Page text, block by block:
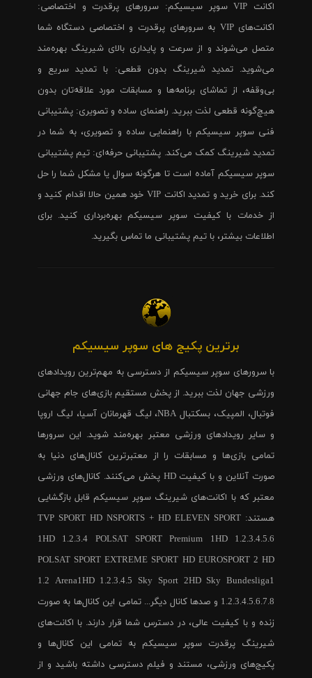
اکانت VIP سوپر سیسیکم: سرورهای پرقدرت و اختصاصی:
اکانت‌های VIP به سرورهای پرقدرت و اختصاصی دستگاه شما
متصل می‌شوند و از سرعت و پایداری بالای شیرینگ بهره‌مند
می‌شوید. تمدید شیرینگ بدون قطعی: با تمدید سریع و
بی‌وقفه، از تماشای برنامه‌ها و مسابقات مورد علاقه‌تان بدون
هیچ‌گونه قطعی لذت ببرید. راهنمای ساده و تصویری: پشتیبانی
فنی سوپر سیسیکم با راهنمایی ساده و تصویری، به شما در
تمدید شیرینگ کمک می‌کند. پشتیبانی حرفه‌ای: تیم پشتیبانی
سوپر سیسیکم آماده است تا هرگونه سوال یا مشکل شما را حل
کند. برای خرید و تمدید اکانت VIP خود همین حالا اقدام کنید و
از خدمات با کیفیت سوپر سیسیکم بهره‌برداری کنید. برای
اطلاعات بیشتر، با تیم پشتیبانی ما تماس بگیرید.
برترین پکیج های سوپر سیسیکم
با سرورهای سوپر سیسیکم از دسترسی به مهم‌ترین رویدادهای
ورزشی جهان لذت ببرید. از پخش مستقیم بازی‌های جام جهانی
فوتبال، المپیک، بسکتبال NBA، لیگ قهرمانان آسیا، لیگ اروپا
و سایر رویدادهای ورزشی معتبر بهره‌مند شوید. این سرورها
تمامی بازی‌ها و مسابقات را از معتبرترین کانال‌های دنیا به
صورت آنلاین و با کیفیت HD پخش می‌کنند. کانال‌های ورزشی
معتبر که با اکانت‌های شیرینگ سوپر سیسیکم قابل بازگشایی
هستند: TVP SPORT HD NSPORTS + HD ELEVEN SPORT
1HD 1.2.3.4 POLSAT SPORT Premium 1HD 1.2.3.4.5.6
POLSAT SPORT EXTREME SPORT HD EUROSPORT 2 HD
1.2 Arena1HD 1.2.3.4.5 Sky Sport 2HD Sky Bundesliga1
1.2.3.4.5.6.7.8 و صدها کانال دیگر... تمامی این کانال‌ها به صورت
زنده و با کیفیت عالی، در دسترس شما قرار دارند. با اکانت‌های
شیرینگ پرقدرت سوپر سیسیکم به تمامی این کانال‌ها و
پکیج‌های ورزشی، مستند و فیلم دسترسی داشته باشید و از